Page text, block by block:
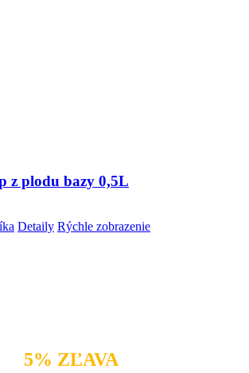
z plodu bazy 0,5L
Detaily Rýchle zobrazenie
5% ZĽAVA